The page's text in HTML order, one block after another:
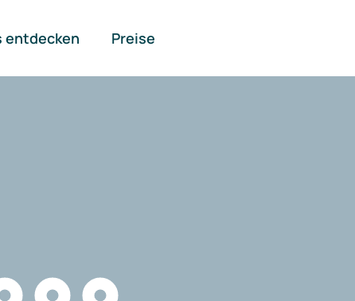
entdecken Preise